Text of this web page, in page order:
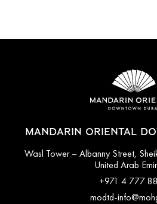
MANDARIN ORIENTAL
Wasl Tower – Albanny Street,
United Arab
+971 4 777
modtd-